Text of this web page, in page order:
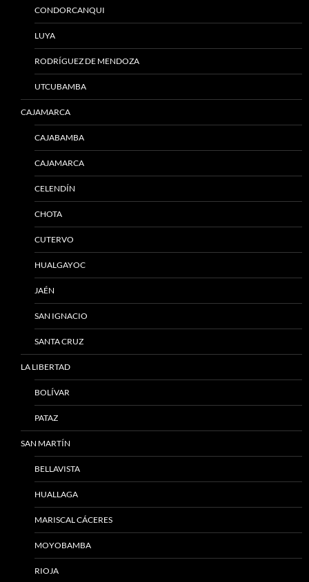
CONDORCANQUI
LUYA
RODRÍGUEZ DE MENDOZA
UTCUBAMBA
CAJAMARCA
CAJABAMBA
CAJAMARCA
CELENDÍN
CHOTA
CUTERVO
HUALGAYOC
JAÉN
SAN IGNACIO
SANTA CRUZ
LA LIBERTAD
BOLÍVAR
PATAZ
SAN MARTÍN
BELLAVISTA
HUALLAGA
MARISCAL CÁCERES
MOYOBAMBA
RIOJA